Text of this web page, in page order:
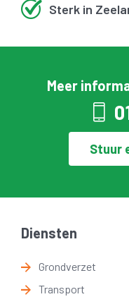
Sterk in
Meer
Stuur
Diensten
Grondverzet
Transport